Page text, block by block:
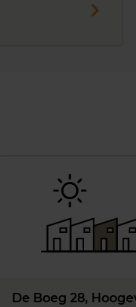
De Boeg 28,